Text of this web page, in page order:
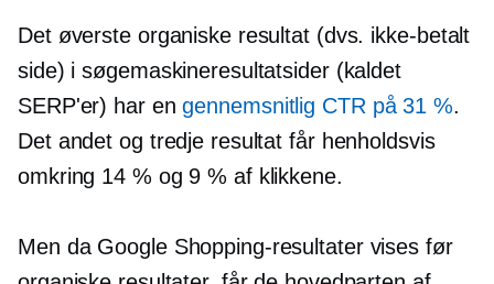
Det øverste organiske resultat (dvs. ikke-betalt
side) i søgemaskineresultatsider (kaldet
SERP'er) har engennemsnitlig CTR på 31 %.
Det andet og tredje resultat får henholdsvis
omkring 14 % og 9 % af klikkene.
Men da Google Shopping-resultater vises før